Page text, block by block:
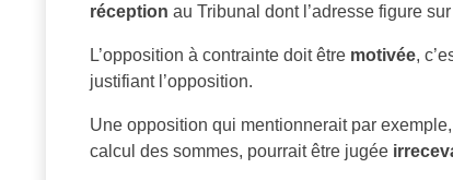
réception au Tribunal dont l’adresse figure
L’opposition à contrainte doit être motivée,
justifiant l’opposition.
Une opposition qui mentionnerait par
calcul des sommes, pourrait être jugée